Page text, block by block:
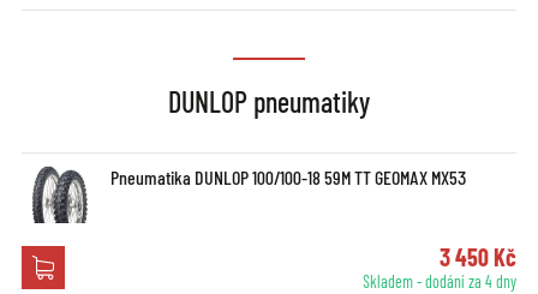
DUNLOP pneumatiky
Pneumatika DUNLOP 100/100-18 59M TT GEOMAX MX53
3 450 Kč
Skladem - dodání za 4 dny